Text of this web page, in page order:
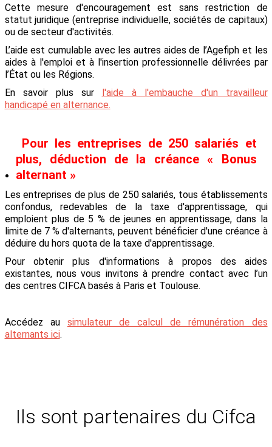
Cette mesure d'encouragement est sans restriction de
statut juridique (entreprise individuelle, sociétés de capitaux)
ou de secteur d'activités.
L’aide est cumulable avec les autres aides de l’Agefiph et les
aides à l'emploi et à l'insertion professionnelle délivrées par
l’État ou les Régions.
En savoir plus sur l'aide à l'embauche d'un travailleur
handicapé en alternance.
Pour les entreprises de 250 salariés et
plus, déduction de la créance « Bonus
alternant »
Les entreprises de plus de 250 salariés, tous établissements
confondus, redevables de la taxe d'apprentissage, qui
emploient plus de 5 % de jeunes en apprentissage, dans la
limite de 7 % d'alternants, peuvent bénéficier d'une créance à
déduire du hors quota de la taxe d'apprentissage.
Pour obtenir plus d'informations à propos des aides
existantes, nous vous invitons à prendre contact avec l’un
des centres CIFCA basés à Paris et Toulouse.
Accédez au simulateur de calcul de rémunération des
alternants ici.
Ils sont partenaires du Cifca